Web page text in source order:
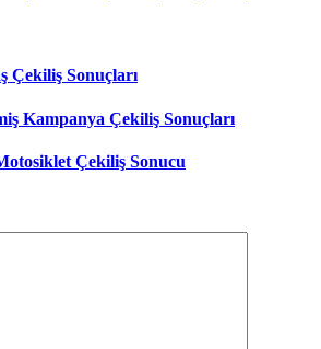
Çekiliş Sonuçları
Kampanya Çekiliş Sonuçları
Çekiliş Sonucu